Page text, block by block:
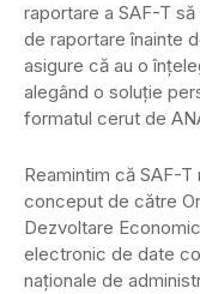
raportare a SAF-T
de raportare înainte
asigure că au o
alegând o soluție
formatul cerut de
Reamintim că SAF-
conceput de către
Dezvoltare
electronic de date
naționale de